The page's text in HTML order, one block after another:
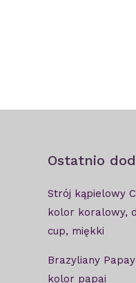
Ostatnio
Strój kąpielowy
kolor koralowy,
cup, miękki
Brazyliany
kolor papai